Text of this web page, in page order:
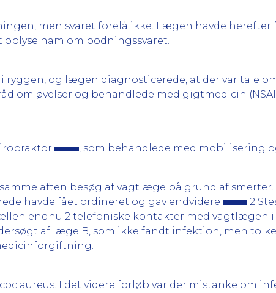
men svaret forelå ikke. Lægen havde herefter
oplyse ham om podningssvaret.
ryggen, og lægen diagnosticerede, at der var tale
om øvelser og behandlede med gigtmedicin
, som behandlede med mobilisering
aften besøg af vagtlæge på grund af
havde fået ordineret og gav endvidere
2
endnu 2 telefoniske kontakter med vagtlægen
af læge B, som ikke fandt infektion, men
aureus. I det videre forløb var der mistanke om